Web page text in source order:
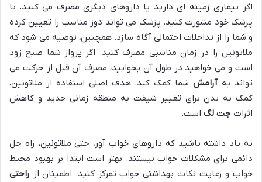
اگر بیماری زمینه ای دارید یا داروهای دیگری مصرف می کنید، با
پزشک خود مشورت کنید. پزشک می تواند دوز مناسب را تعیین کرده
و شما را از تداخلات احتمالی آگاه سازد. همچنین، توصیه می شود که
ملاتونین را در زمان مناسبی مصرف کنید. اگر پرواز شما صبح زود
است و می خواهید در طول آن بخوابید، مصرف آن قبل از حرکت می
تواند بهآرامششما کمک کند. هدف اصلی استفاده از ملاتونین،
کمک به بدن برای تغییر شیفت به منطقه زمانی جدید و کاهش
اثرات جت لگ است.
به یاد داشته باشید که داروهای خواب آور، حتی ملاتونین، راه حل
دائمی برای مشکلات خواب نیستند. بهتر است ابتدا بر بهبود محیط
خواب و رعایت نکات بهداشتی خواب تمرکز کنید. اطمینان از راحتی